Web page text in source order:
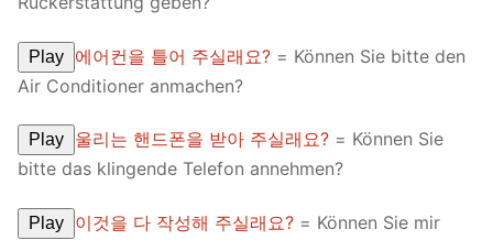
Play 에어컨을 틀어 주실래요? = Können Sie bitte den
Air Conditioner anmachen?
Play 울리는 핸드폰을 받아 주실래요? = Können Sie
bitte das klingende Telefon annehmen?
Play 이것을 다 작성해 주실래요? = Können Sie mir